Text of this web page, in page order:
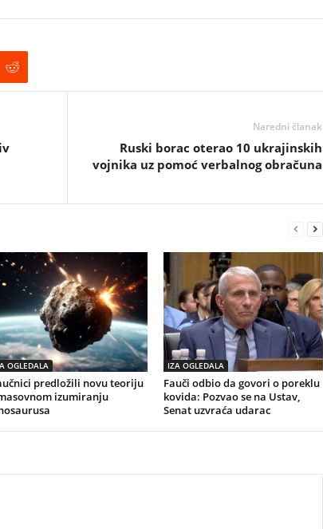
Naredni članak
Ruski borac oterao 10 ukrajinskih
vojnika uz pomoć verbalnog obračuna
OGLEDALA
predložili novu teoriju
izumiranju
IZA OGLEDALA
Fauči odbio da govori o poreklu
kovida: Pozvao se na Ustav,
Senat uzvraća udarac